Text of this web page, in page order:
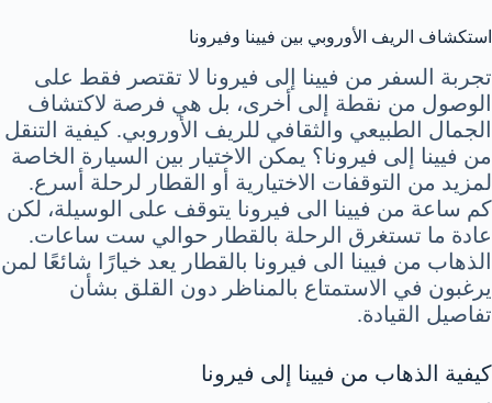
استكشاف الريف الأوروبي بين فيينا وفيرونا
تجربة السفر من فيينا إلى فيرونا لا تقتصر فقط على
الوصول من نقطة إلى أخرى، بل هي فرصة لاكتشاف
الجمال الطبيعي والثقافي للريف الأوروبي. كيفية التنقل
من فيينا إلى فيرونا؟ يمكن الاختيار بين السيارة الخاصة
لمزيد من التوقفات الاختيارية أو القطار لرحلة أسرع.
كم ساعة من فيينا الى فيرونا يتوقف على الوسيلة، لكن
عادة ما تستغرق الرحلة بالقطار حوالي ست ساعات.
الذهاب من فيينا الى فيرونا بالقطار يعد خيارًا شائعًا لمن
يرغبون في الاستمتاع بالمناظر دون القلق بشأن
تفاصيل القيادة.
كيفية الذهاب من فيينا إلى فيرونا